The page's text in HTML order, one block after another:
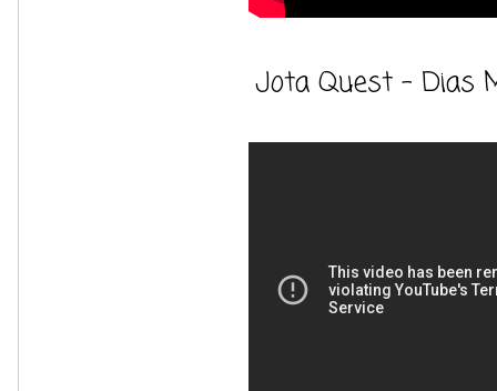
Jota Quest - Dias